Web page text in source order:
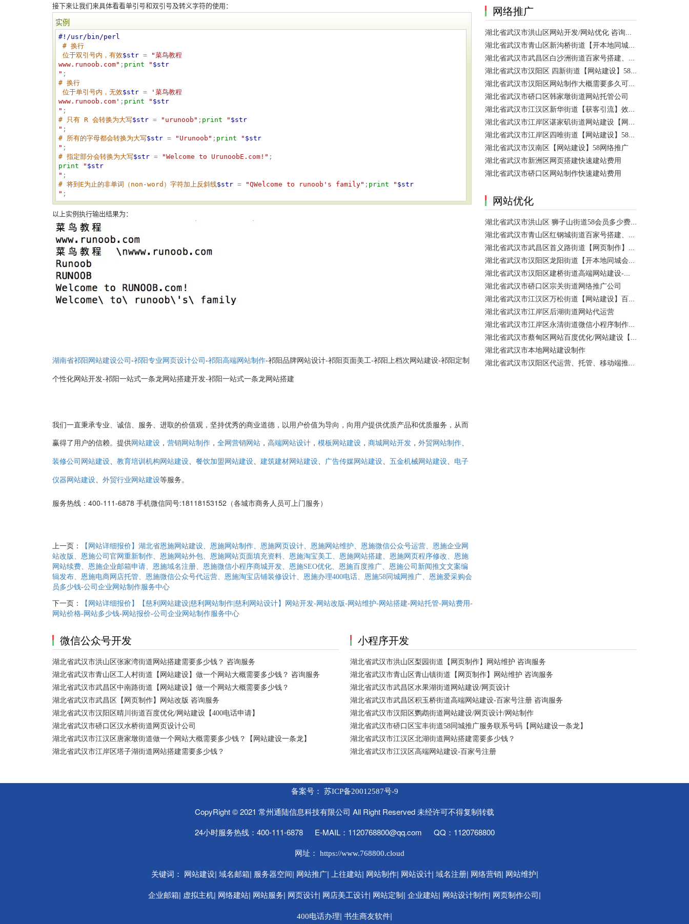
接下来让我们来具体看看单引号和双引号及转义字符的使用：
实例
#!/usr/bin/perl
# 换行
位于双引号内，有效$str = "菜鸟教程
www.runoob.com" ; print " $str
"
# 换行
位于单引号内，无效$str = ' 菜鸟教程
www.runoob.com ' ; print " $str
"
# 只有 R 会转换为大写$str = " urunoob " ; print " $str
"
# 所有的字母都会转换为大写$str = " Urunoob " ; print " $str
"
# 指定部分会转换为大写$str = "Welcome to UrunoobE.com! "
print
" $str
"
# 将到E为止的非单词（non-word）字符加上反斜线$str = "QWelcome to runoob's family" ; print " $str
" ;
以上实例执行输出结果为：
湖南省祁阳网站建设公司 -祁阳专业网页设计公司 -祁阳高端网站制作-祁阳品牌网站设计-祁阳页面美工-祁阳上档次网站建设-祁阳定制
个性化网站开发-祁阳一站式一条龙网站搭建开发-祁阳一站式一条龙网站搭建
我们一直秉承专业、诚信、服务、进取的价值观，坚持优秀的商业道德，以用户价值为导向，向用户提供优质产品和优质服务，从而
赢得了用户的信赖。提供网站建设 ， 营销网站制作 ， 全网营销网站 ， 高端网站设计 ， 模板网站建设 ， 商城网站开发 ， 外贸网站制作
装修公司网站建设 教育培训机构网站建设 餐饮加盟网站建设 建筑建材网站建设 广告传媒网站建设 五金机械网站建设 电子
仪器网站建设 外贸行业网站建设等服务。
服务热线：400-111-6878 手机微信同号:18118153152（各城市商务人员可上门服务）
上一页：
【网站详细报价】湖北省恩施网站建设、恩施网站制作、恩施网页设计、恩施网站维护、恩施微信公众号运营、恩施企业网
站改版、恩施公司官网重新制作、恩施网站外包、恩施网站页面填充资料、恩施淘宝美工、恩施网站搭建、恩施网页程序修改、恩施
网站续费、恩施企业邮箱申请、恩施域名注册、恩施微信小程序商城开发、恩施SEO优化、恩施百度推广、恩施公司新闻推文文案编
辑发布、恩施电商网店托管、恩施微信公众号代运营、恩施淘宝店铺装修设计、恩施办理400电话、恩施58同城网推广、恩施爱采购会
员多少钱-公司企业网站制作服务中心
下一页：
【网站详细报价】【慈利网站建设|慈利网站制作|慈利网站设计】网站开发-网站改版-网站维护-网站搭建-网站托管-网站费用-
网站价格-网站多少钱-网站报价-公司企业网站制作服务中心
网络推广
湖北省武汉市洪山区网站开发/网站优化 咨询服务
湖北省武汉市青山区新沟桥街道【开本地同城会员推广】百度推广费用 咨询服务
湖北省武汉市武昌区白沙洲街道百家号搭建、设置【网站建设一条龙】
湖北省武汉市汉阳区 四新街道【网站建设】58网络推广 咨询服务
湖北省武汉市汉阳区网站制作大概需要多久可以制作好？
湖北省武汉市硚口区韩家墩街道网站托管公司
湖北省武汉市江汉区新华街道【获客引流】效果好价格便宜网络推广营销宣传公司
湖北省武汉市江岸区谌家矶街道网站建设【网页制作】网站维护-网站改版
湖北省武汉市江岸区四唯街道【网站建设】58网络推广
湖北省武汉市汉南区【网站建设】58网络推广
湖北省武汉市新洲区网页搭建快速建站费用
湖北省武汉市硚口区网站制作快速建站费用
网站优化
湖北省武汉市洪山区 狮子山街道58会员多少费用？ 咨询服务
湖北省武汉市青山区红钢城街道百家号搭建、设置、代运营 咨询服务
湖北省武汉市武昌区首义路街道【网页制作】网站维护-网站改版
湖北省武汉市汉阳区龙阳街道【开本地同城会员推广】百度推广费用 咨询服务
湖北省武汉市汉阳区建桥街道高端网站建设-百家号注册、蓝V认证
湖北省武汉市硚口区宗关街道网络推广公司
湖北省武汉市江汉区万松街道【网站建设】百度关键词优化排名
湖北省武汉市江岸区后湖街道网站代运营
湖北省武汉市江岸区永清街道微信小程序制作公司
湖北省武汉市蔡甸区网站百度优化/网站建设【400电话申请】
湖北省武汉市本地网站建设制作
湖北省武汉市汉阳区代运营、托管、移动端推广公司【网站建设一条龙】
微信公众号开发
湖北省武汉市洪山区张家湾街道网站搭建需要多少钱？ 咨询服务
湖北省武汉市青山区工人村街道【网站建设】做一个网站大概需要多少钱？ 咨询服务
湖北省武汉市武昌区中南路街道【网站建设】做一个网站大概需要多少钱？
湖北省武汉市武昌区【网页制作】网站改版 咨询服务
湖北省武汉市汉阳区晴川街道百度优化/网站建设【400电话申请】
湖北省武汉市硚口区汉水桥街道网页设计公司
湖北省武汉市江汉区唐家墩街道做一个网站大概需要多少钱？【网站建设一条龙】
湖北省武汉市江岸区塔子湖街道网站搭建需要多少钱？
小程序开发
湖北省武汉市洪山区梨园街道【网页制作】网站维护 咨询服务
湖北省武汉市青山区青山镇街道【网页制作】网站维护 咨询服务
湖北省武汉市武昌区水果湖街道网站建设/网页设计
湖北省武汉市武昌区积玉桥街道高端网站建设-百家号注册 咨询服务
湖北省武汉市汉阳区鹦鹉街道网站建设/网页设计/网站制作
湖北省武汉市硚口区宝丰街道58同城推广服务联系号码【网站建设一条龙】
湖北省武汉市江汉区北湖街道网站搭建需要多少钱？
湖北省武汉市江汉区高端网站建设-百家号注册
备案号： 苏ICP备20012587号-9
CopyRight © 2021 常州通陆信息科技有限公司 All Right Reserved 未经许可不得复制转载
24小时服务热线：400-111-6878 E-MAIL：1120768800@qq.com QQ：1120768800
网址：
https://www.768800.cloud
关键词： 网站建设| 域名邮箱| 服务器空间| 网站推广| 上往建站| 网站制作| 网站设计| 域名注册| 网络营销| 网站维护|
企业邮箱| 虚拟主机| 网络建站| 网站服务| 网页设计| 网店美工设计| 网站定制 | 企业建站| 网站设计制作| 网页制作公司 |
400电话办理| 书生商友软件|